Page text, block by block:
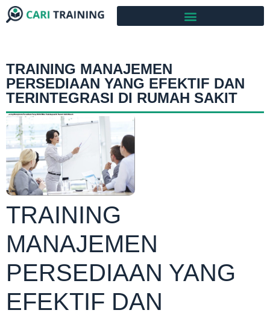
TRAINING MANAJEMEN
PERSEDIAAN YANG EFEKTIF DAN
TERINTEGRASI DI RUMAH SAKIT
TRAINING
MANAJEMEN
PERSEDIAAN YANG
EFEKTIF DAN